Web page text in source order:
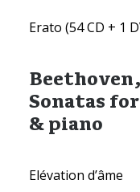
Erato (54 CD + 1
Sonatas
& piano
Elévation d’âme